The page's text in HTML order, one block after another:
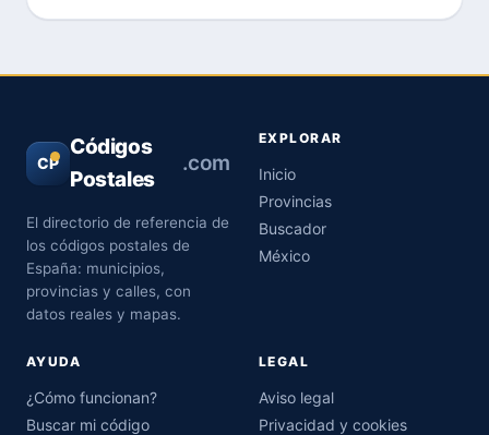
CP
Códigos
Postales
.com
El directorio de referencia de
los códigos postales de
España: municipios,
provincias y calles, con
datos reales y mapas.
EXPLORAR
Inicio
Provincias
Buscador
México
AYUDA
¿Cómo funcionan?
Buscar mi código
LEGAL
Aviso legal
Privacidad y cookies